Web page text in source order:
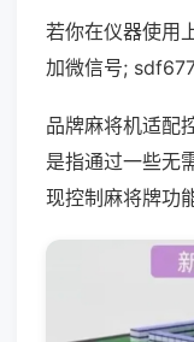
若你在仪器使用
加微信号;
品牌麻将机适配
是指通过一些无
现控制麻将牌功